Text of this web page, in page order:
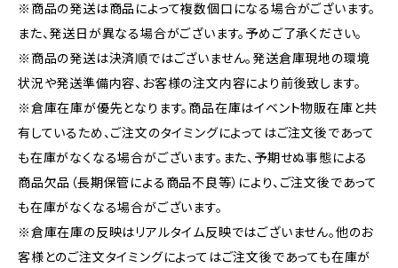
※商品の発送は商品によって複数個口になる場合がございます。
また、発送日が異なる場合がございます。予めご了承ください。
※商品の発送は決済順ではございません。発送倉庫現地の環境
状況や発送準備内容、お客様の注文内容により前後致します。
※倉庫在庫が優先となります。商品在庫はイベント物販在庫と共
有しているため、ご注文のタイミングによってはご注文後であって
も在庫がなくなる場合がございます。また、予期せぬ事態による
商品欠品（長期保管による商品不良等）により、ご注文後であって
も在庫がなくなる場合がございます。
※倉庫在庫の反映はリアルタイム反映ではございません。他のお
客様とのご注文タイミングによってはご注文後であっても在庫が